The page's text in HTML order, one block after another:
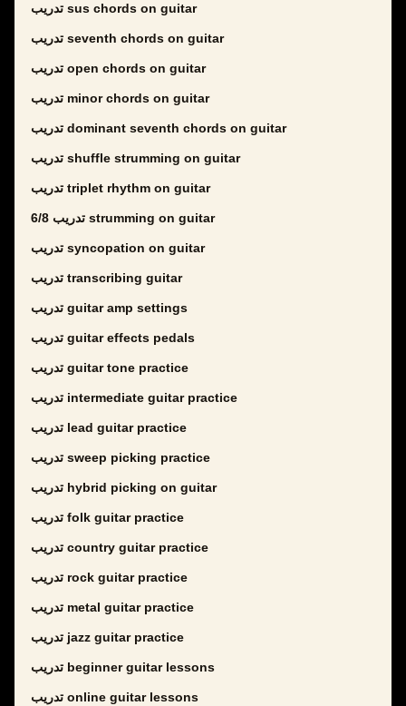
تدريب sus chords on guitar
تدريب seventh chords on guitar
تدريب open chords on guitar
تدريب minor chords on guitar
تدريب dominant seventh chords on guitar
تدريب shuffle strumming on guitar
تدريب triplet rhythm on guitar
تدريب 6/8 strumming on guitar
تدريب syncopation on guitar
تدريب transcribing guitar
تدريب guitar amp settings
تدريب guitar effects pedals
تدريب guitar tone practice
تدريب intermediate guitar practice
تدريب lead guitar practice
تدريب sweep picking practice
تدريب hybrid picking on guitar
تدريب folk guitar practice
تدريب country guitar practice
تدريب rock guitar practice
تدريب metal guitar practice
تدريب jazz guitar practice
تدريب beginner guitar lessons
تدريب online guitar lessons